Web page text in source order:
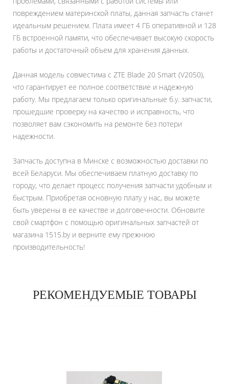
повреждением материнской платы, данная запчасть станет
идеальным решением. Плата имеет 4 ГБ оперативной и 128
ГБ встроенной памяти, что обеспечивает высокую скорость
работы и достаточный объем для хранения данных.
Данная модель совместима с ZTE Blade 20 Smart (V2050),
что гарантирует ее полное соответствие и надежную
работу. Мы предлагаем только оригинальные б.у. запчасти,
прошедшие проверку на качество и исправность, что
позволяет вам сэкономить на ремонте без потери
надежности.
Запчасть доступна в Минске с возможностью доставки по
всей Беларуси. Мы обеспечиваем платную доставку по
городу, что делает процесс получения запчасти удобным и
быстрым. Приобретая основную плату у нас, вы можете
быть уверены в ее качестве и долговечности. Обновите
свой смартфон с помощью оригинальных запчастей от
магазина 1515.by и верните ему прежнюю
производительность!
РЕКОМЕНДУЕМЫЕ ТОВАРЫ